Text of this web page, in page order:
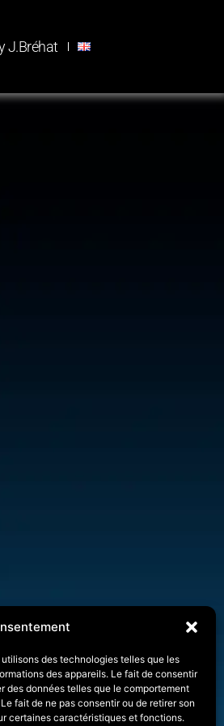
des technologies telles que les
des appareils. Le fait de consentir
des données telles que le comportement
fait de ne pas consentir ou de retirer son
certaines caractéristiques et fonctions.
J.Bréhat